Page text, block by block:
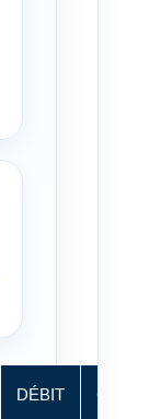
DÉBIT